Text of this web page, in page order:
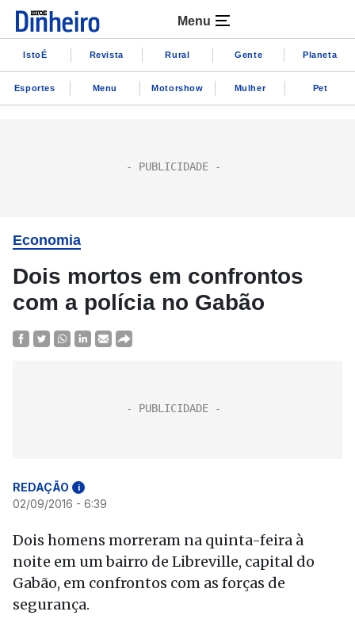
Menu
IstoÉ Revista Rural Gente Planeta
Esportes Menu Motorshow Mulher Pet
Economia
Dois mortos em confrontos
com a polícia no Gabão
REDAÇÃO i
02/09/2016 - 6:39
Dois homens morreram na quinta-feira à
noite em um bairro de Libreville, capital do
Gabão, em confrontos com as forças de
segurança.